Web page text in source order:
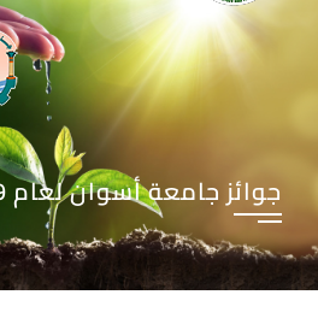
جوائز جامعة أسوان لعام 2019